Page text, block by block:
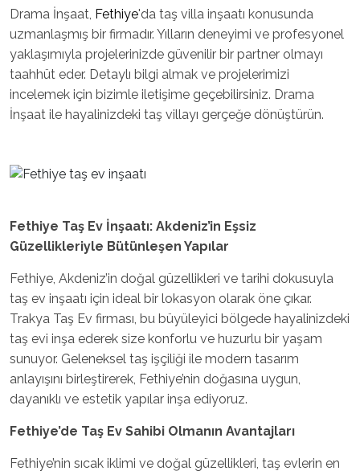
Drama İnşaat, Fethiye'da taş villa inşaatı konusunda
uzmanlaşmış bir firmadır. Yılların deneyimi ve profesyonel
yaklaşımıyla projelerinizde güvenilir bir partner olmayı
taahhüt eder. Detaylı bilgi almak ve projelerimizi
incelemek için bizimle iletişime geçebilirsiniz. Drama
İnşaat ile hayalinizdeki taş villayı gerçeğe dönüştürün.
Fethiye Taş Ev İnşaatı: Akdeniz’in Eşsiz
Güzellikleriyle Bütünleşen Yapılar
Fethiye, Akdeniz’in doğal güzellikleri ve tarihi dokusuyla
taş ev inşaatı için ideal bir lokasyon olarak öne çıkar.
Trakya Taş Ev firması, bu büyüleyici bölgede hayalinizdeki
taş evi inşa ederek size konforlu ve huzurlu bir yaşam
sunuyor. Geleneksel taş işçiliği ile modern tasarım
anlayışını birleştirerek, Fethiye’nin doğasına uygun,
dayanıklı ve estetik yapılar inşa ediyoruz.
Fethiye’de Taş Ev Sahibi Olmanın Avantajları
Fethiye’nin sıcak iklimi ve doğal güzellikleri, taş evlerin en